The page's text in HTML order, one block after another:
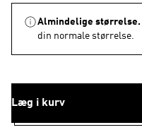
Almindelige størrelse.
din normale størrelse.
Læg i kurv